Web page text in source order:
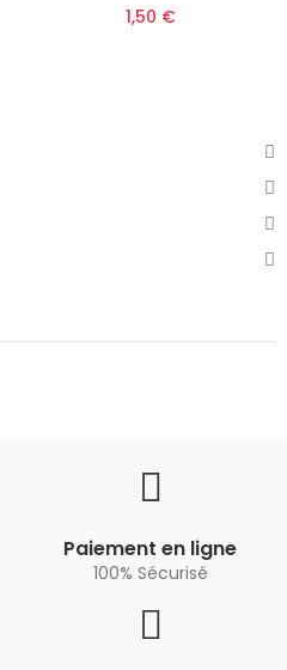
1,50 €
Paiement en ligne
100% Sécurisé